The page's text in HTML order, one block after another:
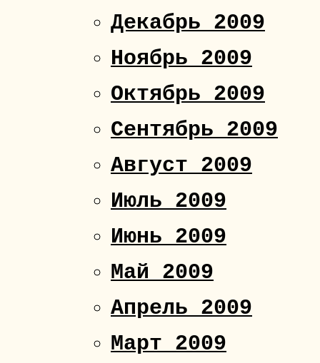
Декабрь 2009
Ноябрь 2009
Октябрь 2009
Сентябрь 2009
Август 2009
Июль 2009
Июнь 2009
Май 2009
Апрель 2009
Март 2009